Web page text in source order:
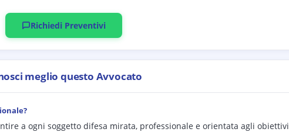
Richiedi Preventivi
meglio questo Avvocato
a ogni soggetto difesa mirata, professionale e orientata agli obiettivi